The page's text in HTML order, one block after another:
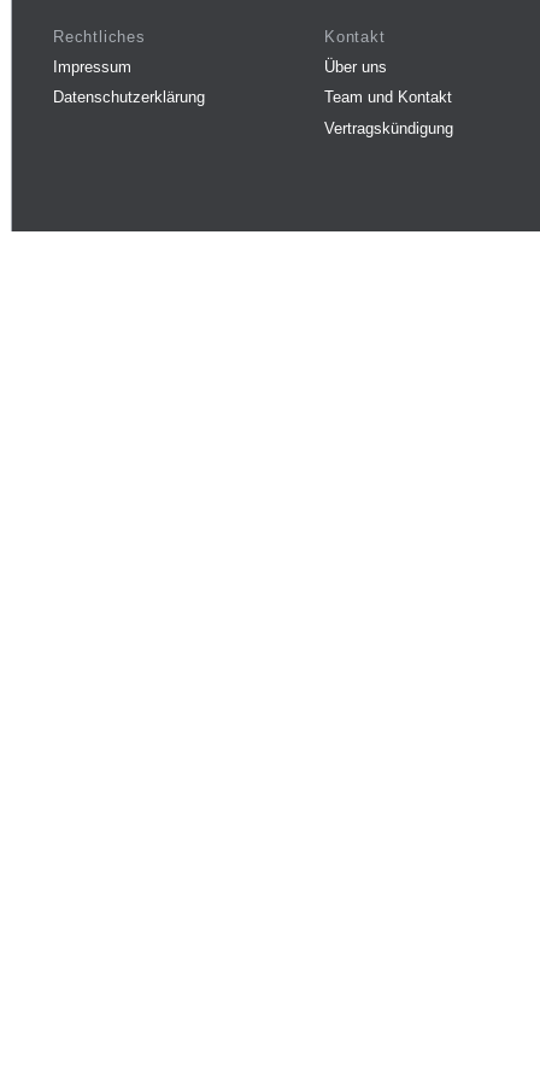
Rechtliches
Impressum
Datenschutzerklärung
Kontakt
Über uns
Team und Kontakt
Vertragskündigung